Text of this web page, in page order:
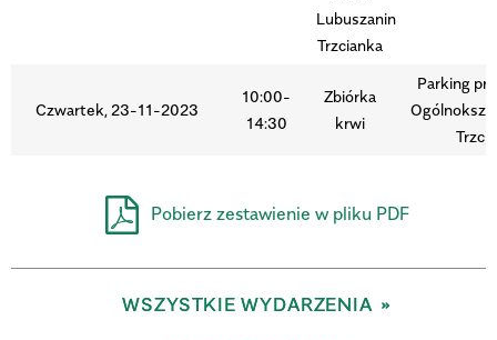
Lubuszanin
Trzcianka
Czwartek, 23-11-2023
10:00-
14:30
Zbiórka
krwi
Parking
Pobierz zestawienie w pliku PDF
WSZYSTKIE WYDARZENIA